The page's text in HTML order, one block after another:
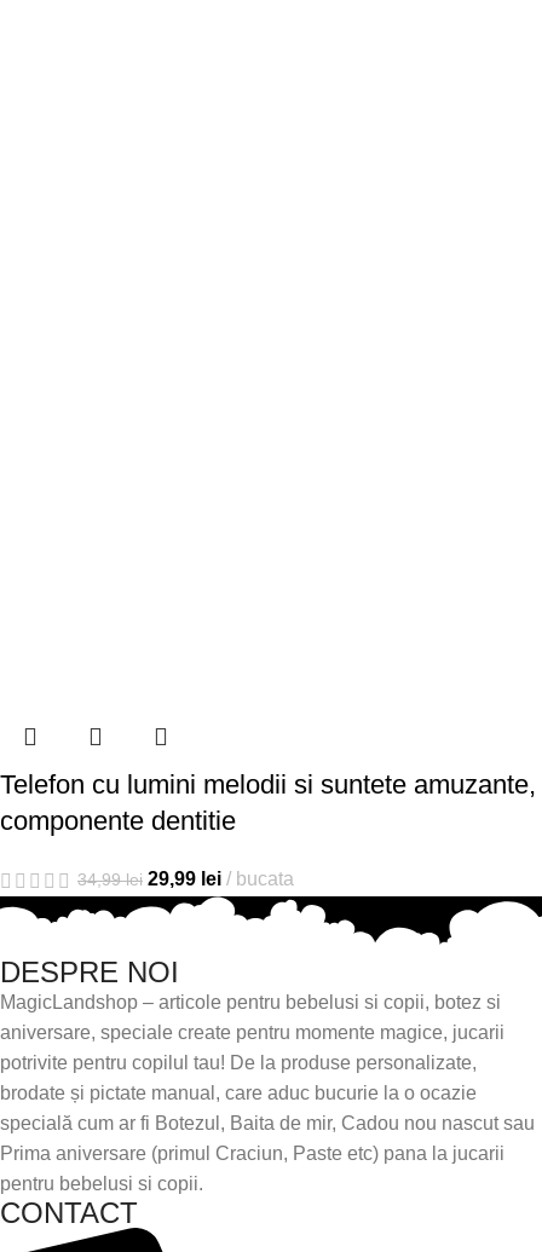
Telefon cu lumini melodii si suntete amuzante,
componente dentitie
34,99lei 29,99 lei bucata
DESPRE NOI
MagicLandshop – articole pentru bebelusi si copii, botez si
aniversare, speciale create pentru momente magice, jucarii
potrivite pentru copilul tau! De la produse personalizate,
brodate și pictate manual, care aduc bucurie la o ocazie
specială cum ar fi Botezul, Baita de mir, Cadou nou nascut sau
Prima aniversare (primul Craciun, Paste etc) pana la jucarii
pentru bebelusi si copii.
CONTACT